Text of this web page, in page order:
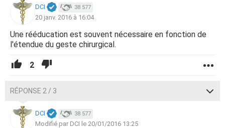
DCI 38 577
20 janv. 2016 à 16:04
Une rééducation est souvent nécessaire en fonction de
l'étendue du geste chirurgical.
2
RÉPONSE 2 / 3
DCI 38 577
Modifié par DCI le 20/01/2016 13:25